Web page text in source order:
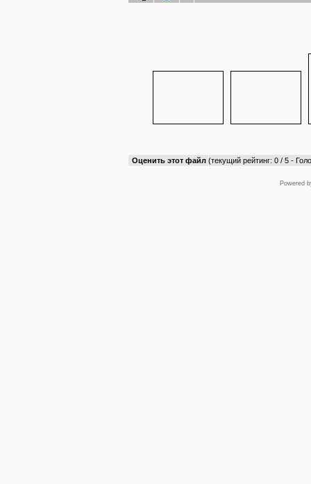
Оценить этот файл (текущий рейтинг: 0 / 5 -
Powered